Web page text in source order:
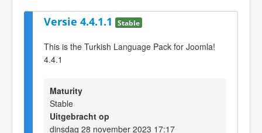
Versie 4.4.1.1 Stable
This is the Turkish Language Pack for Joomla!
4.4.1
Maturity
Stable
Uitgebracht op
dinsdag 28 november 2023 17:17